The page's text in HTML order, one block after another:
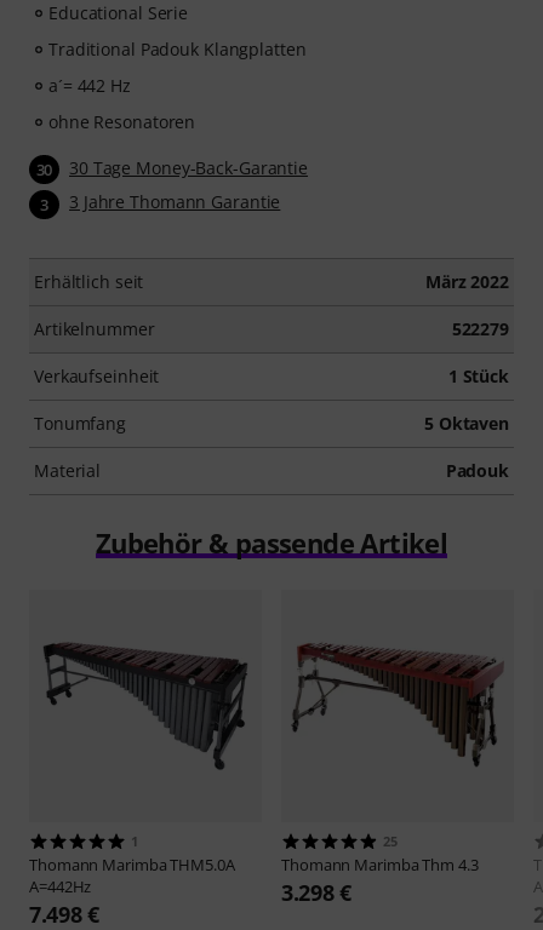
Educational Serie
Traditional Padouk Klangplatten
a´= 442 Hz
ohne Resonatoren
30 30 Tage Money-Back-Garantie
3 3 Jahre Thomann Garantie
Erhältlich seit März 2022
Artikelnummer 522279
Verkaufseinheit 1 Stück
Tonumfang 5 Oktaven
Material Padouk
Zubehör & passende Artikel
1
Thomann Marimba THM5.0A
A=442Hz
7.498 €
25
Thomann Marimba Thm 4.3
3.298 €